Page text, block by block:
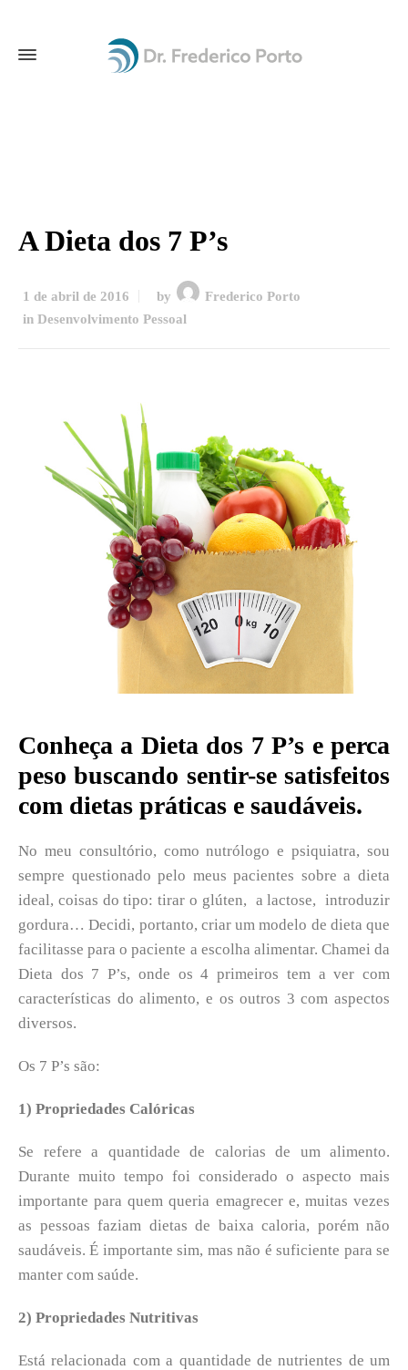
A Dieta dos 7 P’s
1 de abril de 2016 by
Frederico Porto
in Desenvolvimento Pessoal
Conheça a Dieta dos 7 P’s e perca
peso buscando sentir-se satisfeitos
com dietas práticas e saudáveis.
No meu consultório, como nutrólogo e psiquiatra, sou
sempre questionado pelo meus pacientes sobre a dieta
ideal, coisas do tipo: tirar o glúten, a lactose, introduzir
gordura… Decidi, portanto, criar um modelo de dieta que
facilitasse para o paciente a escolha alimentar. Chamei da
Dieta dos 7 P’s, onde os 4 primeiros tem a ver com
características do alimento, e os outros 3 com aspectos
diversos.
Os 7 P’s são:
1) Propriedades Calóricas
Se refere a quantidade de calorias de um alimento.
Durante muito tempo foi considerado o aspecto mais
importante para quem queria emagrecer e, muitas vezes
as pessoas faziam dietas de baixa caloria, porém não
saudáveis. É importante sim, mas não é suficiente para se
manter com saúde.
2) Propriedades Nutritivas
Está relacionada com a quantidade de nutrientes de um